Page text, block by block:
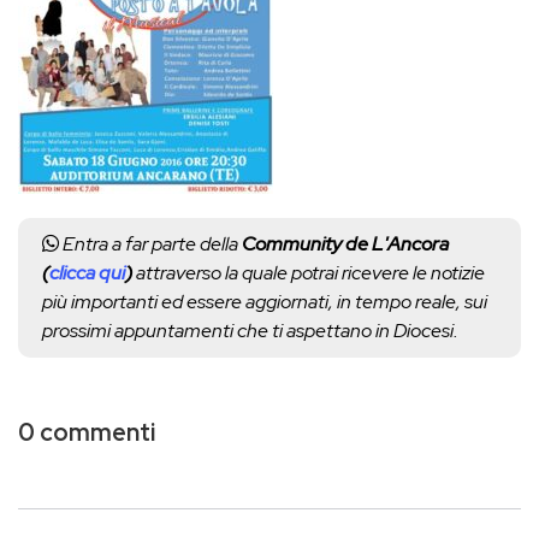
Entra a far parte dellaCommunity de L'Ancora
(clicca qui)attraverso la quale potrai ricevere le notizie
più importanti ed essere aggiornati, in tempo reale, sui
prossimi appuntamenti che ti aspettano in Diocesi.
0 commenti